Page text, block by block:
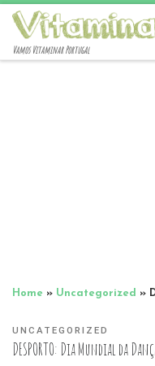
Vamos Vitaminar Portugal
Home » Uncategorized »
UNCATEGORIZED
DESPORTO: Dia Mundial da